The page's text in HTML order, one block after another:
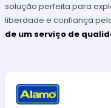
solução perfeita para
liberdade e confiança
de um serviço de